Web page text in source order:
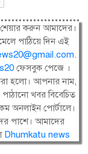
শেয়ার করুন আমাদের।
পাঠিয়ে দিন এই
.
ফেসবুক পেজে ।
হলো। আপনার নাম,
খবর বিবেচিত
অনলাইন পোর্টালে।
পাশে। আমাদের
Dhumkatu news